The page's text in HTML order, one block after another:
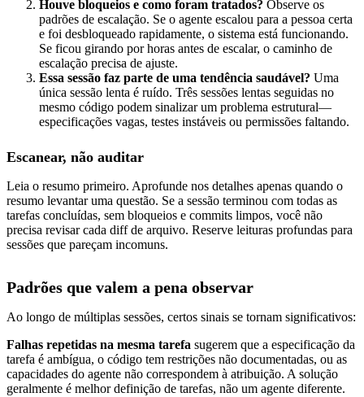
Houve bloqueios e como foram tratados? Observe os
padrões de escalação. Se o agente escalou para a pessoa certa
e foi desbloqueado rapidamente, o sistema está funcionando.
Se ficou girando por horas antes de escalar, o caminho de
escalação precisa de ajuste.
Essa sessão faz parte de uma tendência saudável? Uma
única sessão lenta é ruído. Três sessões lentas seguidas no
mesmo código podem sinalizar um problema estrutural—
especificações vagas, testes instáveis ou permissões faltando.
Escanear, não auditar
Leia o resumo primeiro. Aprofunde nos detalhes apenas quando o
resumo levantar uma questão. Se a sessão terminou com todas as
tarefas concluídas, sem bloqueios e commits limpos, você não
precisa revisar cada diff de arquivo. Reserve leituras profundas para
sessões que pareçam incomuns.
Padrões que valem a pena observar
Ao longo de múltiplas sessões, certos sinais se tornam significativos:
Falhas repetidas na mesma tarefa sugerem que a especificação da
tarefa é ambígua, o código tem restrições não documentadas, ou as
capacidades do agente não correspondem à atribuição. A solução
geralmente é melhor definição de tarefas, não um agente diferente.